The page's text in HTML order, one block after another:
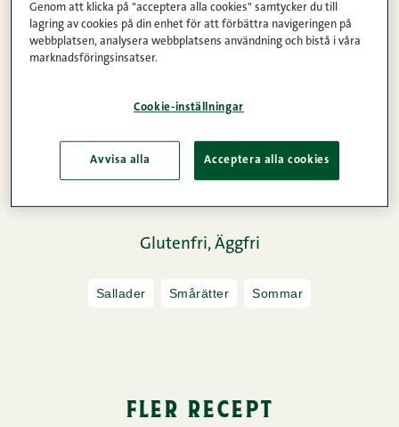
Instruktioner
du har All Natural Bratwurst på grillen!
Glutenfri, Äggfri
Sallader Smårätter Sommar
fler recept
Genom att klicka på "acceptera alla cookies" samtycker du till
lagring av cookies på din enhet för att förbättra navigeringen på
webbplatsen, analysera webbplatsens användning och bistå i våra
marknadsföringsinsatser.
Cookie-inställningar
Avvisa alla Acceptera alla cookies